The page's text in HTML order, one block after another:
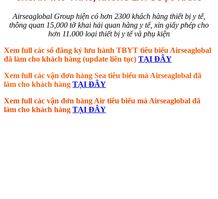
Airseaglobal Group hiện có hơn 2300 khách hàng thiết bị y tế,
thông quan 15,000 tờ khai hải quan hàng y tế, xin giấy phép cho
hơn 11.000 loại thiết bị y tế và phụ kiện
Xem full các số đăng ký lưu hành TBYT tiêu biểu Airseaglobal
đã làm cho khách hàng (update liên tục) TẠI ĐÂY
Xem full các vận đơn hàng Sea tiêu biểu mà Airseaglobal đã
làm cho khách hàng TẠI ĐÂY
Xem full các vận đơn hàng Air tiêu biểu mà Airseaglobal đã
làm cho khách hàng TẠI ĐÂY